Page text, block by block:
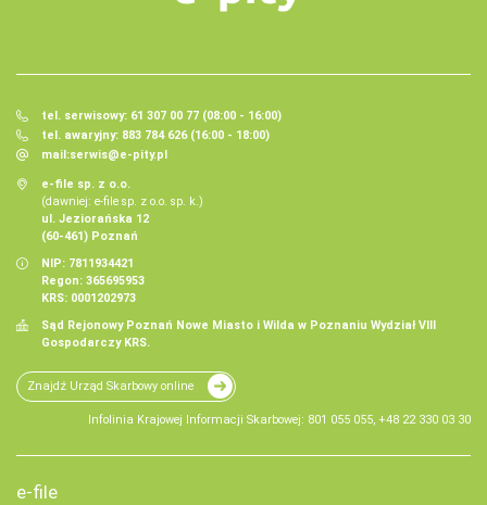
tel. serwisowy: 61 307 00 77 (08:00 - 16:00)
tel. awaryjny: 883 784 626 (16:00 - 18:00)
mail:serwis@e-pity.pl
e-file sp. z o.o.
(dawniej: e-file sp. z o.o. sp. k.)
ul. Jeziorańska 12
(60-461) Poznań
NIP: 7811934421
Regon: 365695953
KRS: 0001202973
Sąd Rejonowy Poznań Nowe Miasto i Wilda w Poznaniu Wydział VIII
Gospodarczy KRS.
Znajdź Urząd Skarbowy online
Infolinia Krajowej Informacji Skarbowej: 801 055 055, +48 22 330 03 30
e-file